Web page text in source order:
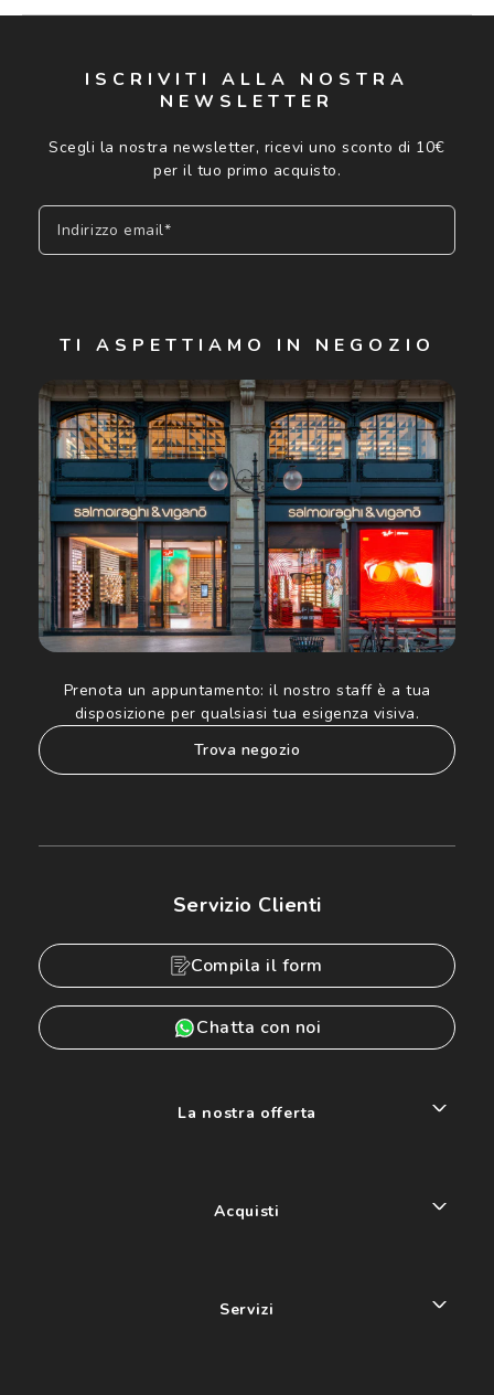
ISCRIVITI ALLA NOSTRA
NEWSLETTER
Scegli la nostra newsletter, ricevi uno sconto di 10€
per il tuo primo acquisto.
Indirizzo email*
Cliccando su "Iscriviti", confermo di avere più di 16 anni e
acconsento all'utilizzo dei miei Dati Personali da parte di
Luxottica Group S.p.A. per l'invio di offerte speciali, novità
ed altre comunicazioni di carattere pubblicitario (consultare
Informativa sulla privacyper ulteriori informazioni).
TI ASPETTIAMO IN NEGOZIO
Prenota un appuntamento: il nostro staff è a tua
disposizione per qualsiasi tua esigenza visiva.
trova negozio
Servizio Clienti
Compila il form
Chatta con noi
La nostra offerta
Acquisti
Servizi